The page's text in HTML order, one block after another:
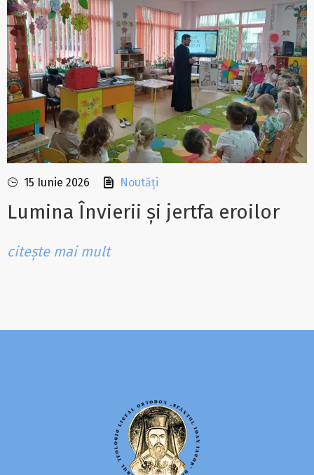
15 Iunie 2026 Noutăți
Lumina Învierii și jertfa eroilor
citește mai mult